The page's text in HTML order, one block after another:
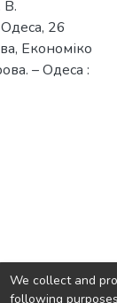
В.
26
Економіко
– Одеса :
We collect and
following